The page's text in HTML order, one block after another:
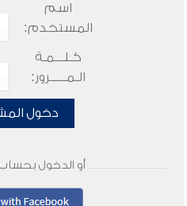
اسم
المستخدم:
كـلـــمـة
الـمـــــرور:
دخول
أو الدخول